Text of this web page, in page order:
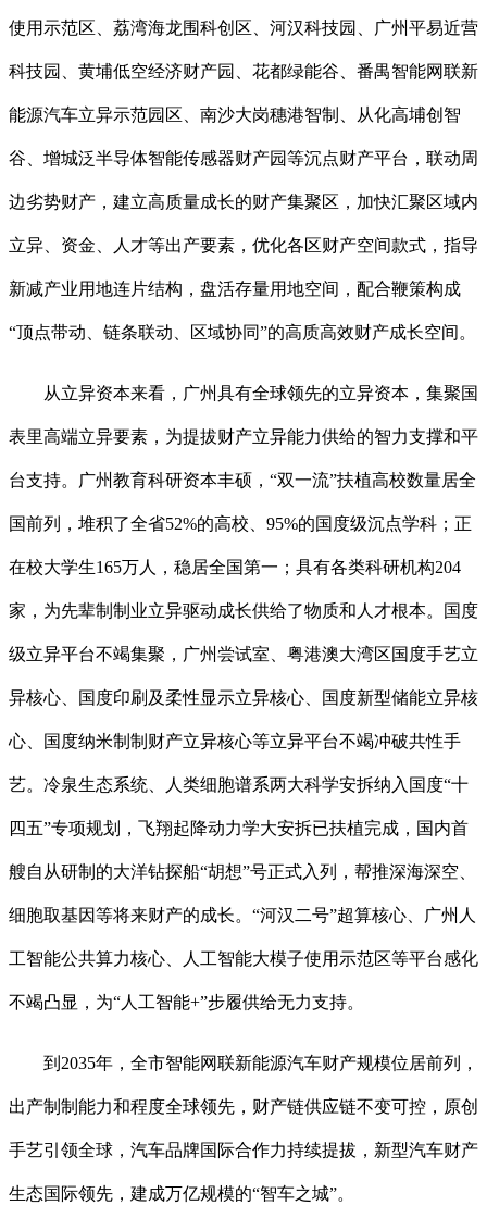
使用示范区、荔湾海龙围科创区、河汉科技园、广州平易近营
科技园、黄埔低空经济财产园、花都绿能谷、番禺智能网联新
能源汽车立异示范园区、南沙大岗穗港智制、从化高埔创智
谷、增城泛半导体智能传感器财产园等沉点财产平台，联动周
边劣势财产，建立高质量成长的财产集聚区，加快汇聚区域内
立异、资金、人才等出产要素，优化各区财产空间款式，指导
新减产业用地连片结构，盘活存量用地空间，配合鞭策构成
“顶点带动、链条联动、区域协同”的高质高效财产成长空间。
从立异资本来看，广州具有全球领先的立异资本，集聚国
表里高端立异要素，为提拔财产立异能力供给的智力支撑和平
台支持。广州教育科研资本丰硕，“双一流”扶植高校数量居全
国前列，堆积了全省52%的高校、95%的国度级沉点学科；正
在校大学生165万人，稳居全国第一；具有各类科研机构204
家，为先辈制制业立异驱动成长供给了物质和人才根本。国度
级立异平台不竭集聚，广州尝试室、粤港澳大湾区国度手艺立
异核心、国度印刷及柔性显示立异核心、国度新型储能立异核
心、国度纳米制制财产立异核心等立异平台不竭冲破共性手
艺。冷泉生态系统、人类细胞谱系两大科学安拆纳入国度“十
四五”专项规划，飞翔起降动力学大安拆已扶植完成，国内首
艘自从研制的大洋钻探船“胡想”号正式入列，帮推深海深空、
细胞取基因等将来财产的成长。“河汉二号”超算核心、广州人
工智能公共算力核心、人工智能大模子使用示范区等平台感化
不竭凸显，为“人工智能+”步履供给无力支持。
到2035年，全市智能网联新能源汽车财产规模位居前列，
出产制制能力和程度全球领先，财产链供应链不变可控，原创
手艺引领全球，汽车品牌国际合作力持续提拔，新型汽车财产
生态国际领先，建成万亿规模的“智车之城”。